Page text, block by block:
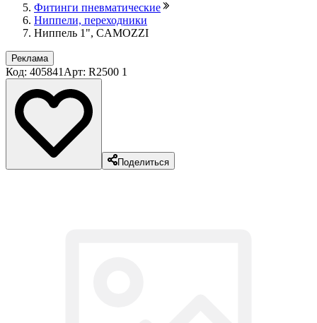
Фитинги пневматические
Ниппели, переходники
Ниппель 1", CAMOZZI
Реклама
Код: 405841 Арт: R2500 1
Поделиться